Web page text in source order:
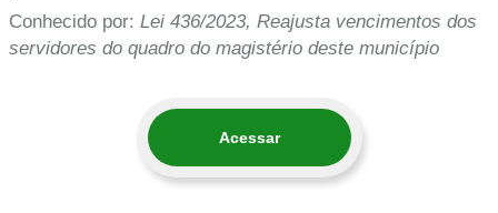
Conhecido por: Lei 436/2023, Reajusta vencimentos dos
servidores do quadro do magistério deste município
Acessar